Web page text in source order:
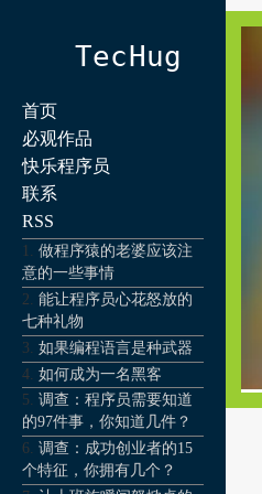
TecHug
首页
必观作品
快乐程序员
联系
RSS
做程序猿的老婆应该注
意的一些事情
能让程序员心花怒放的
七种礼物
如果编程语言是种武器
如何成为一名黑客
调查：程序员需要知道
的97件事，你知道几件？
调查：成功创业者的15
个特征，你拥有几个？